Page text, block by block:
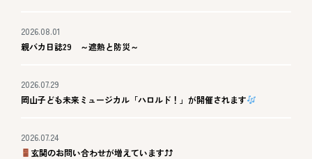
2026.08.01
親バカ日誌29 ～遮熱と防災～
2026.07.29
岡山子ども未来ミュージカル「ハロルド！」が開催されます
2026.07.24
玄関のお問い合わせが増えています⤴⤴